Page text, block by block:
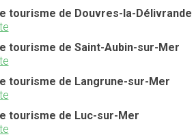
tourisme de Douvres-la-Délivrande
tourisme de Saint-Aubin-sur-Mer
tourisme de Langrune-sur-Mer
tourisme de Luc-sur-Mer